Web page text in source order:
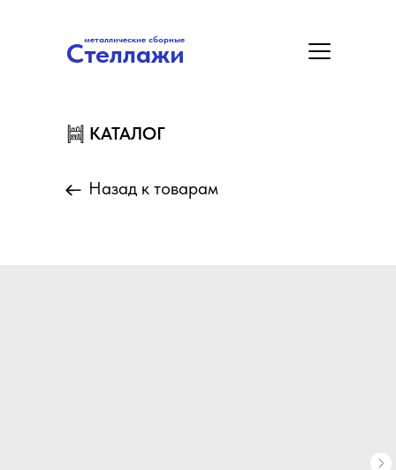
Стеллажи
металлические сборные
Стеллажи
КАТАЛОГ
Назад к товарам